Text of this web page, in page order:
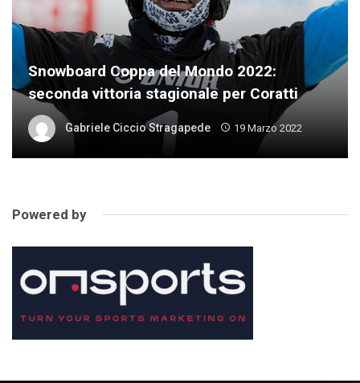
Snowboard Coppa del Mondo 2022:
seconda vittoria stagionale per Coratti
Gabriele Ciccio Stragapede 19 Marzo 2022
Powered by